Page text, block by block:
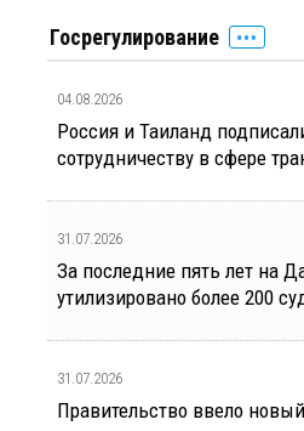
Госрегулирование
04.08.2026
Россия и Таиланд
сотрудничеству в сфере
31.07.2026
За последние пять лет на
утилизировано более 200
31.07.2026
Правительство ввело